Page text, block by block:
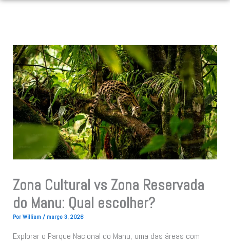
Zona Cultural vs Zona Reservada
do Manu: Qual escolher?
PorWilliam/ março 3, 2026
Explorar o Parque Nacional do Manu, uma das áreas com